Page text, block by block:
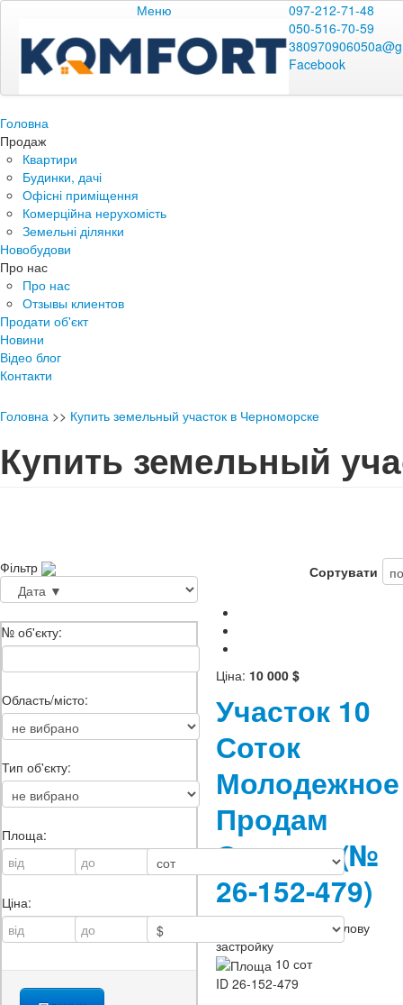
Меню
097-212-71-48
050-516-70-59
Facebook
Головна
Продаж
Квартири
Будинки, дачі
Офісні приміщення
Комерційна нерухомість
Земельні ділянки
Новобудови
Про нас
Про нас
Отзывы клиентов
Продати об'єкт
Новини
Відео блог
Контакти
Головна >> Купить земельный участок в Черноморске
Купить земельный
Фільтр
№ об'єкту:
Область/місто:
Тип об'єкту:
Площа:
Ціна:
Сортувати
Ціна: 10 000 $
Участок 10
Соток
Молодежное
Продам
Срочно(№
26-152-479)
під житлову
застройку
10 сот
ID 26-152-479